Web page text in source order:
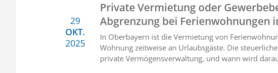
29
OKT.
2025
Private Vermietung oder
Abgrenzung bei Ferienwohnungen
In Oberbayern ist die Vermietung von
Wohnung zeitweise an Urlaubsgäste. Die
private Vermögensverwaltung, und wann wird